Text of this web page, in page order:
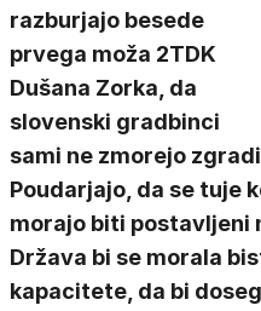
razburjajo besede
prvega moža 2TDK
Dušana Zorka, da
slovenski gradbinci
sami ne zmorejo
Poudarjajo, da se tuje
morajo biti postavljeni
Država bi se morala
kapacitete, da bi